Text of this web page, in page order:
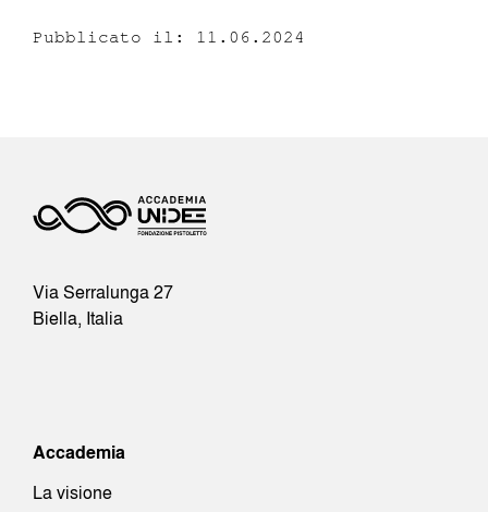
Pubblicato il: 11.06.2024
Via Serralunga 27
Biella, Italia
Accademia
La visione